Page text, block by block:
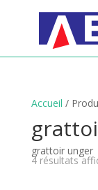
Accueil /
grattoir unger
4 résultats